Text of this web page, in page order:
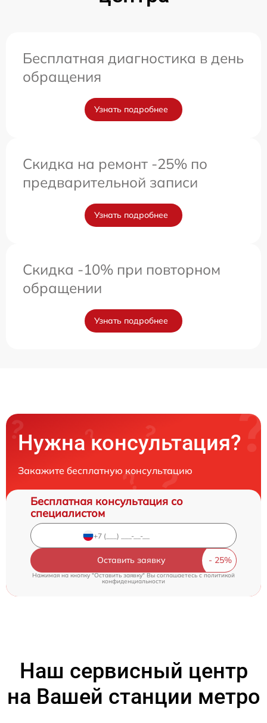
Бесплатная диагностика в день
обращения
Узнать подробнее
Скидка на ремонт -25% по
предварительной записи
Узнать подробнее
Скидка -10% при повторном
обращении
Узнать подробнее
Нужна консультация?
Закажите бесплатную консультацию
Бесплатная консультация со
специалистом
Оставить заявку
Нажимая на кнопку "Оставить заявку" Вы соглашаетесь cполитикой
конфиденциальности
Наш сервисный центр
на Вашей станции метро